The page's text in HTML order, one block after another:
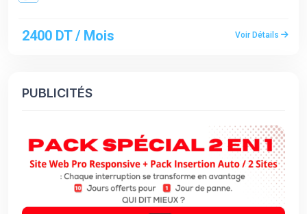
2400 DT / Mois Voir Détails
PUBLICITÉS